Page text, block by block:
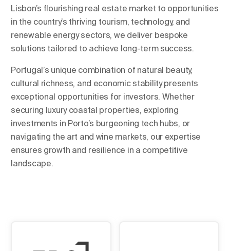
Lisbon’s flourishing real estate market to opportunities
in the country’s thriving tourism, technology, and
renewable energy sectors, we deliver bespoke
solutions tailored to achieve long-term success.
Portugal’s unique combination of natural beauty,
cultural richness, and economic stability presents
exceptional opportunities for investors. Whether
securing luxury coastal properties, exploring
investments in Porto’s burgeoning tech hubs, or
navigating the art and wine markets, our expertise
ensures growth and resilience in a competitive
landscape.